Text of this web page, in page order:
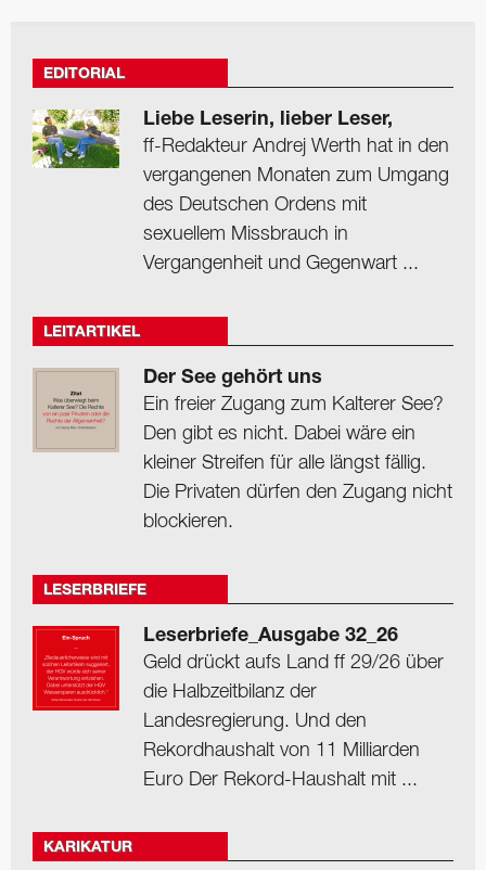
EDITORIAL
Liebe Leserin, lieber Leser,
ff-Redakteur Andrej Werth hat in den
vergangenen Monaten zum Umgang
des Deutschen Ordens mit
sexuellem Missbrauch in
Vergangenheit und Gegenwart ...
LEITARTIKEL
Der See gehört uns
Ein freier Zugang zum Kalterer See?
Den gibt es nicht. Dabei wäre ein
kleiner Streifen für alle längst fällig.
Die Privaten dürfen den Zugang nicht
blockieren.
LESERBRIEFE
Leserbriefe_Ausgabe 32_26
Geld drückt aufs Land ff 29/26 über
die Halbzeitbilanz der
Landesregierung. Und den
Rekordhaushalt von 11 Milliarden
Euro Der Rekord-Haushalt mit ...
KARIKATUR